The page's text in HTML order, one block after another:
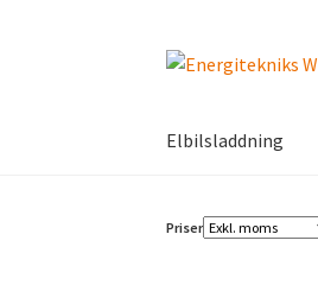
Hoppa
Hoppa
Elbilsladdning
Priser